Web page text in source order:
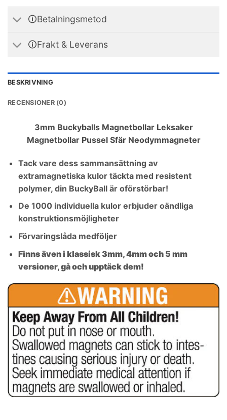
🛈Betalningsmetod
🛈Frakt & Leverans
BESKRIVNING
RECENSIONER (0)
3mm Buckyballs Magnetbollar Leksaker
Magnetbollar Pussel Sfär Neodymmagneter
Tack vare dess sammansättning av
extramagnetiska kulor täckta med resistent
polymer, din BuckyBall är oförstörbar!
De 1000 individuella kulor erbjuder oändliga
konstruktionsmöjligheter
Förvaringslåda medföljer
Finns även i klassisk 3mm, 4mm och 5 mm
versioner, gå och upptäck dem!